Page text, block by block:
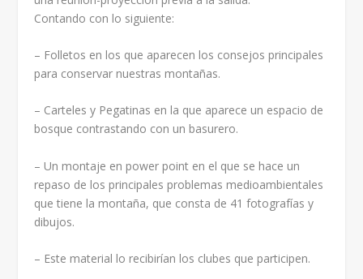
Contando con lo siguiente:
– Folletos en los que aparecen los consejos principales
para conservar nuestras montañas.
– Carteles y Pegatinas en la que aparece un espacio de
bosque contrastando con un basurero.
– Un montaje en power point en el que se hace un
repaso de los principales problemas medioambientales
que tiene la montaña, que consta de 41 fotografías y
dibujos.
– Este material lo recibirían los clubes que participen.